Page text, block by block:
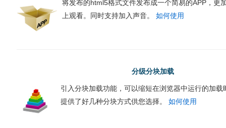
将发布的html5格式文件发布成一个简易的APP，更
上观看。同时支持加入声音。 如何使用
分级分块加载
引入分块加载功能，可以缩短在浏览器中运行的加载
提供了好几种分块方式供您选择。 如何使用